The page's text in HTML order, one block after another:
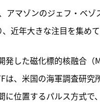
アマゾンのジェフ・ベ
近年大きな注目を集めて
した磁化標的核融合
は、米国の海軍調査研
に位置するパルス方式